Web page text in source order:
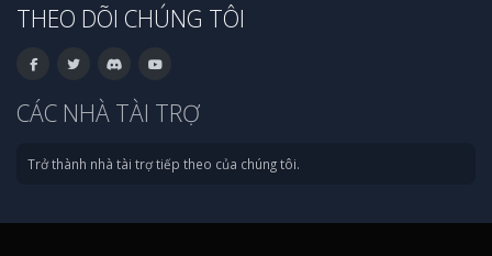
THEO DÕI CHÚNG TÔI
CÁC NHÀ TÀI TRỢ
Trở thành nhà tài trợ tiếp theo của chúng tôi.